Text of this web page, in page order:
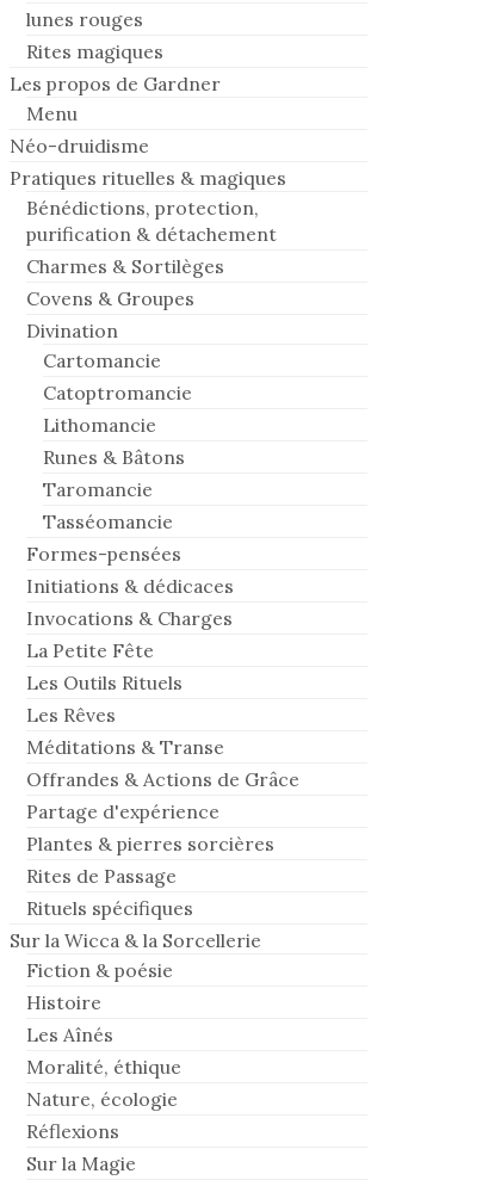
lunes rouges
Rites magiques
Les propos de Gardner
Menu
Néo-druidisme
Pratiques rituelles & magiques
Bénédictions, protection,
purification & détachement
Charmes & Sortilèges
Covens & Groupes
Divination
Cartomancie
Catoptromancie
Lithomancie
Runes & Bâtons
Taromancie
Tasséomancie
Formes-pensées
Initiations & dédicaces
Invocations & Charges
La Petite Fête
Les Outils Rituels
Les Rêves
Méditations & Transe
Offrandes & Actions de Grâce
Partage d'expérience
Plantes & pierres sorcières
Rites de Passage
Rituels spécifiques
Sur la Wicca & la Sorcellerie
Fiction & poésie
Histoire
Les Aînés
Moralité, éthique
Nature, écologie
Réflexions
Sur la Magie